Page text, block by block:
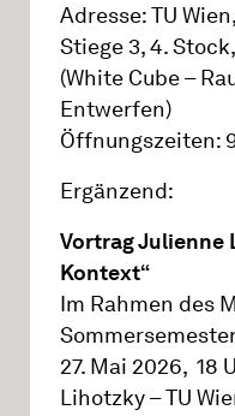
Adresse: TU
Stiege 3, 4. Stock,
(White Cube –
Entwerfen)
Öffnungszeiten: 9
Ergänzend:
Vortrag Julienne
Kontext“
Im Rahmen des
27. Mai 2026, 18
Lihotzky – TU